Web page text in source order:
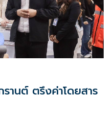
านต์ ตรึงค่าโดยสาร